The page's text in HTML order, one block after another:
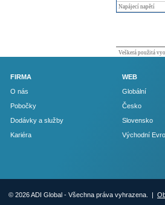
Napájecí napětí
Veškerá použitá
FIRMA
O nás
Pobočky
Dodávky a služby
Kariéra
WEB
Globální
Česko
Slovensko
Východní
© 2026 ADI Global - Všechna práva vyhrazena. |